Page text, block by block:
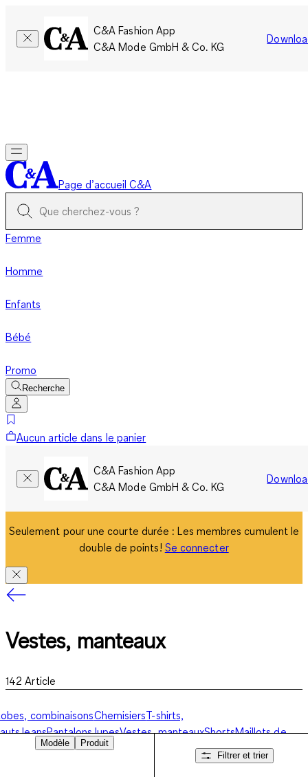
C&A Fashion App
C&A Mode GmbH & Co. KG
Page d’accueil C&A
Femme
Homme
Enfants
Bébé
Promo
Recherche
Aucun article dans le panier
C&A Fashion App
C&A Mode GmbH & Co. KG
Seulement pour une courte durée : Les membres cumulent le
double de points! Se connecter
Vestes, manteaux
142 Article
combinaisonsChemisiersT-shirts,
JeansPantalonsJupesVestes, manteauxShortsMaillots de
Sweats, vestes sweat
Collection
Chaussettes, collantsCollection sport
Modèle
Produit
Filtrer et trier